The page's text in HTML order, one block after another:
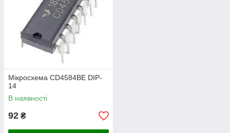
Мікросхема CD4584BE DIP-
14
В наявності
92 ₴